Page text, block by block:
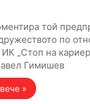
той
по
ИК „Стоп на
Гимишев
»